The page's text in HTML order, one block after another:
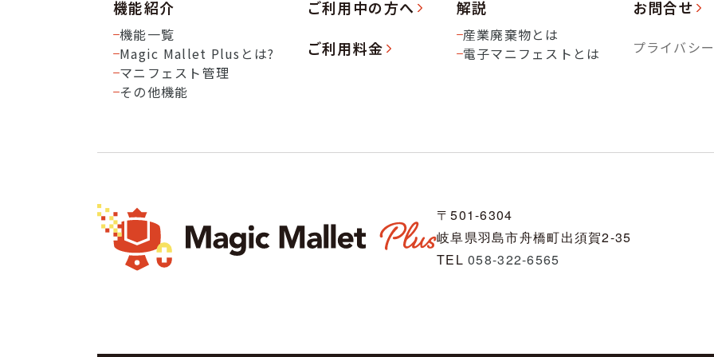
機能紹介
機能一覧
Magic Mallet Plusとは?
マニフェスト管理
その他機能
ご利用中の方へ
ご利用料金
解説
産業廃棄物とは
電子マニフェストとは
お問合せ
プライバシ
〒501-6304
岐阜県羽島市舟橋町出須賀2-35
TEL058-322-6565